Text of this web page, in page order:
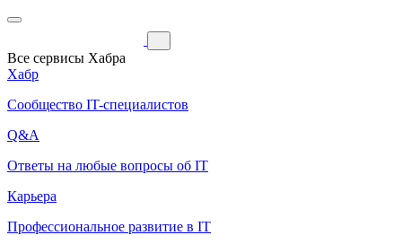
Все сервисы Хабра
Хабр
Сообщество IT-специалистов
Q&A
Ответы на любые вопросы об IT
Карьера
Профессиональное развитие в IT